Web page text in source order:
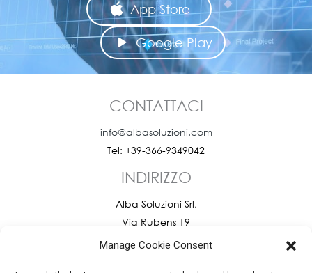
Manage Cookie Consent
App Store
Google Play
CONTATTACI
info@albasoluzioni.com
Tel: +39-366-9349042
INDIRIZZO
Alba Soluzioni Srl,
Via Rubens 19
20148 Milano